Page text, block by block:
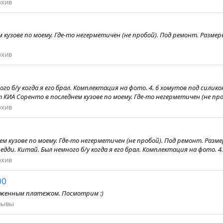
по моему. Где-то негерметичен (не пробой). Под ремонт.
б/у когда я его брал. Комплектация на фото. 4. 6 хомутов под
Соренто в последнем кузове по моему. Где-то негерметичен (не
по моему. Где-то негерметичен (не пробой). Под ремонт.
Китай. Был немного б/у когда я его брал. Комплектация на фото.
платежом. Посмотрим :)